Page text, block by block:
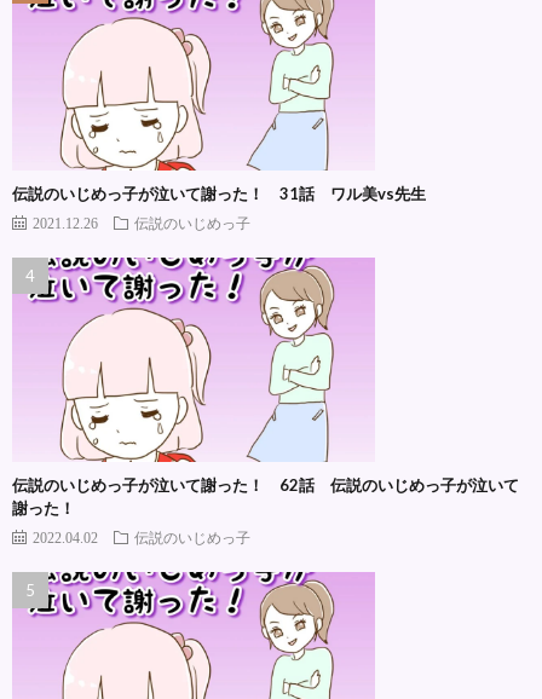
伝説のいじめっ子が泣いて謝った！ 31話 ワル美vs先生
2021.12.26 伝説のいじめっ子
伝説のいじめっ子が泣いて謝った！ 62話 伝説のいじめっ子が泣いて
謝った！
2022.04.02 伝説のいじめっ子